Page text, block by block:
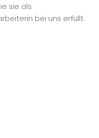
sie als
bei uns erfüllt.